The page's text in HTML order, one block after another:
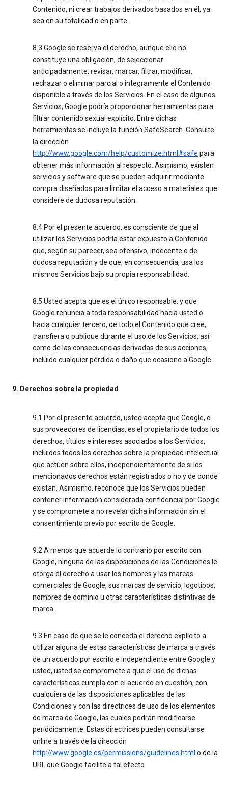
Contenido, ni crear trabajos derivados basados en él, ya
sea en su totalidad o en parte.
8.3 Google se reserva el derecho, aunque ello no
constituye una obligación, de seleccionar
anticipadamente, revisar, marcar, filtrar, modificar,
rechazar o eliminar parcial o íntegramente el Contenido
disponible a través de los Servicios. En el caso de algunos
Servicios, Google podría proporcionar herramientas para
filtrar contenido sexual explícito. Entre dichas
herramientas se incluye la función SafeSearch. Consulte
la dirección
http://www.google.com/help/customize.html#safe para
obtener más información al respecto. Asimismo, existen
servicios y software que se pueden adquirir mediante
compra diseñados para limitar el acceso a materiales que
considere de dudosa reputación.
8.4 Por el presente acuerdo, es consciente de que al
utilizar los Servicios podría estar expuesto a Contenido
que, según su parecer, sea ofensivo, indecente o de
dudosa reputación y de que, en consecuencia, usa los
mismos Servicios bajo su propia responsabilidad.
8.5 Usted acepta que es el único responsable, y que
Google renuncia a toda responsabilidad hacia usted o
hacia cualquier tercero, de todo el Contenido que cree,
transfiera o publique durante el uso de los Servicios, así
como de las consecuencias derivadas de sus acciones,
incluido cualquier pérdida o daño que ocasione a Google.
9. Derechos sobre la propiedad
9.1 Por el presente acuerdo, usted acepta que Google, o
sus proveedores de licencias, es el propietario de todos los
derechos, títulos e intereses asociados a los Servicios,
incluidos todos los derechos sobre la propiedad intelectual
que actúen sobre ellos, independientemente de si los
mencionados derechos están registrados o no y de donde
existan. Asimismo, reconoce que los Servicios pueden
contener información considerada confidencial por Google
y se compromete a no revelar dicha información sin el
consentimiento previo por escrito de Google.
9.2 A menos que acuerde lo contrario por escrito con
Google, ninguna de las disposiciones de las Condiciones le
otorga el derecho a usar los nombres y las marcas
comerciales de Google, sus marcas de servicio, logotipos,
nombres de dominio u otras características distintivas de
marca.
9.3 En caso de que se le conceda el derecho explícito a
utilizar alguna de estas características de marca a través
de un acuerdo por escrito e independiente entre Google y
usted, usted se compromete a que el uso de dichas
características cumpla con el acuerdo en cuestión, con
cualquiera de las disposiciones aplicables de las
Condiciones y con las directrices de uso de los elementos
de marca de Google, las cuales podrán modificarse
periódicamente. Estas directrices pueden consultarse
online a través de la dirección
http://www.google.es/permissions/guidelines.html o de la
URL que Google facilite a tal efecto.